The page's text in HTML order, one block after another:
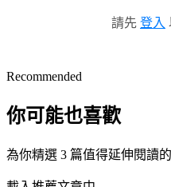
請先 登入
Recommended
你可能也喜歡
為你精選 3 篇值得延伸閱讀